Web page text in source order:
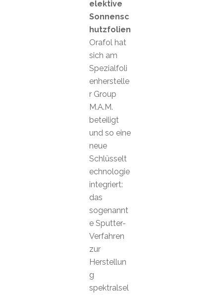
elektive
Sonnensc
hutzfolien
Orafol hat
sich am
Spezialfoli
enherstelle
r Group
M.A.M.
beteiligt
und so eine
neue
Schlüsselt
echnologie
integriert:
das
sogenannt
e Sputter-
Verfahren
zur
Herstellun
g
spektralsel